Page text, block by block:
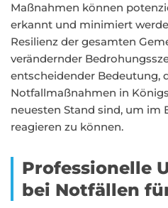
Maßnahmen können
erkannt und minimiert
Resilienz der gesamten
verändernder
entscheidender Bedeutung,
Notfallmaßnahmen in
neuesten Stand sind, um im
reagieren zu können.
Professionelle
bei Notfällen